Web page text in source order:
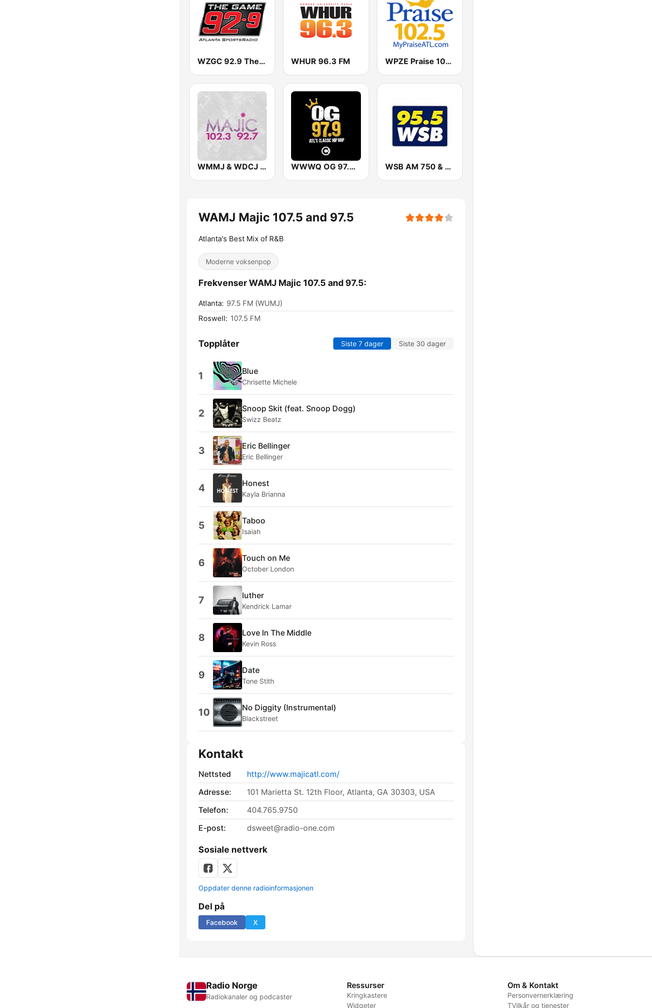
WZGC 92.9 The Game WHUR 96.3 FM WPZE Praise 102.5 FM (US Only)
WMMJ & WDCJ Majic (US Only) WWWQ OG 97.9 Atlanta WSB AM 750 & 95.5 FM
WAMJ Majic 107.5 and 97.5
Atlanta's Best Mix of R&B
Moderne voksenpop
Frekvenser WAMJ Majic 107.5 and 97.5:
Atlanta: 97.5 FM (WUMJ)
Roswell: 107.5 FM
Topplåter Siste 7 dager Siste 30 dager
1 Blue
Chrisette Michele
2 Snoop Skit (feat. Snoop Dogg)
Swizz Beatz
3 Eric Bellinger
Eric Bellinger
4 Honest
Kayla Brianna
5 Taboo
Isaiah
6 Touch on Me
October London
7 luther
Kendrick Lamar
8 Love In The Middle
Kevin Ross
9 Date
Tone Stith
10 No Diggity (Instrumental)
Blackstreet
Kontakt
Nettsted
http://www.majicatl.com/
Adresse:
101 Marietta St. 12th Floor, Atlanta, GA 30303, USA
Telefon:
404.765.9750
E-post:
dsweet@radio-one.com
Sosiale nettverk
Oppdater denne radioinformasjonen
Del på
Facebook X
Radio Norge
Radiokanaler og podcaster
Ressurser
Kringkastere
Widgeter
Om & Kontakt
Personvernerklæring
TVilkår og tjenester